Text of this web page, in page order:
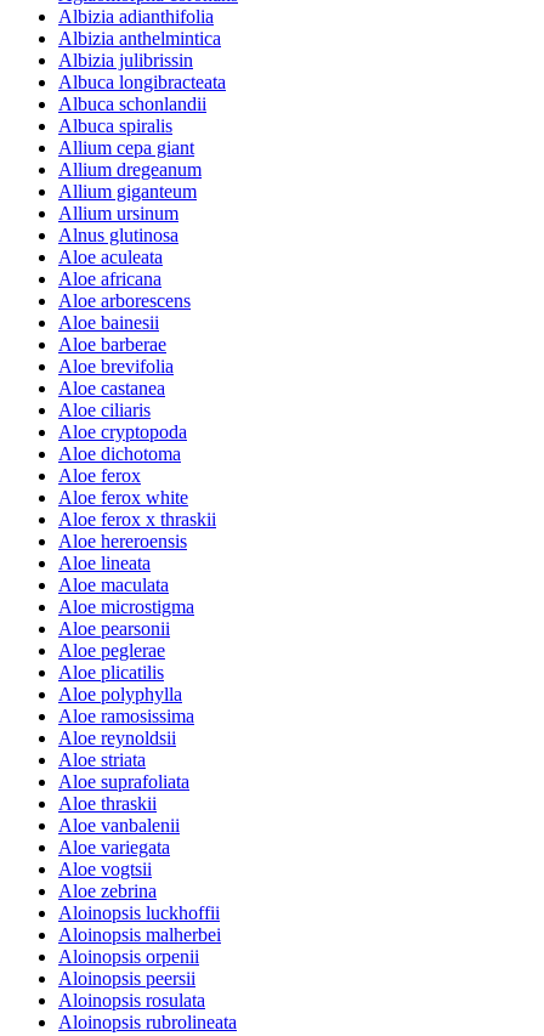
Albizia adianthifolia
Albizia anthelmintica
Albizia julibrissin
Albuca longibracteata
Albuca schonlandii
Albuca spiralis
Allium cepa giant
Allium dregeanum
Allium giganteum
Allium ursinum
Alnus glutinosa
Aloe aculeata
Aloe africana
Aloe arborescens
Aloe bainesii
Aloe barberae
Aloe brevifolia
Aloe castanea
Aloe ciliaris
Aloe cryptopoda
Aloe dichotoma
Aloe ferox
Aloe ferox white
Aloe ferox x thraskii
Aloe hereroensis
Aloe lineata
Aloe maculata
Aloe microstigma
Aloe pearsonii
Aloe peglerae
Aloe plicatilis
Aloe polyphylla
Aloe ramosissima
Aloe reynoldsii
Aloe striata
Aloe suprafoliata
Aloe thraskii
Aloe vanbalenii
Aloe variegata
Aloe vogtsii
Aloe zebrina
Aloinopsis luckhoffii
Aloinopsis malherbei
Aloinopsis orpenii
Aloinopsis peersii
Aloinopsis rosulata
Aloinopsis rubrolineata